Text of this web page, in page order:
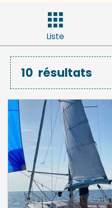
Liste
10 résultats